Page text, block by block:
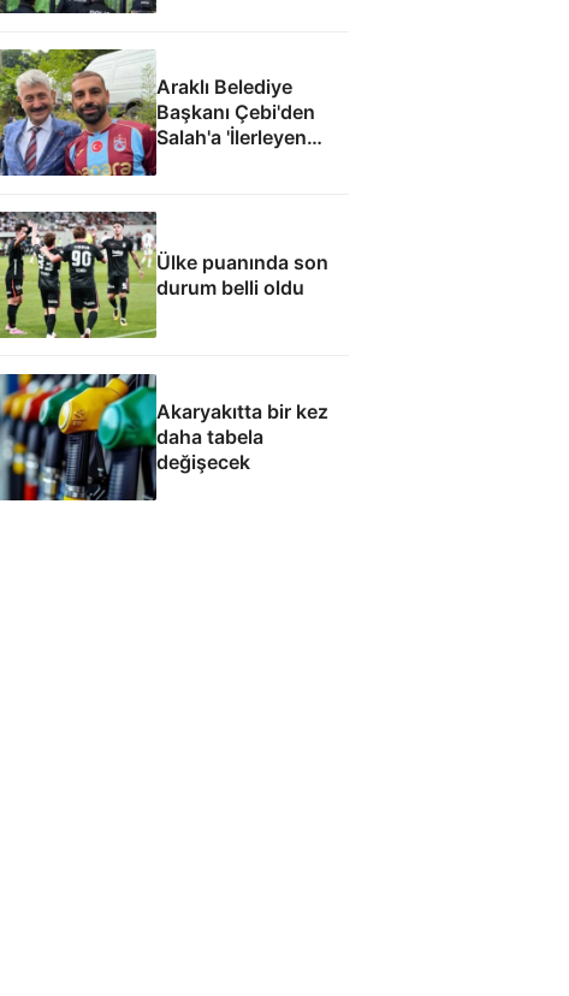
Araklı Belediye
Başkanı Çebi'den
Salah'a 'İlerleyen
yıllarda Mısır'a
yaşa' teklifi
Ülke puanında son
durum belli oldu
Akaryakıtta bir kez
daha tabela
değişecek